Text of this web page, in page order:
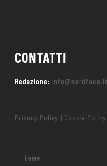
CONTATTI
Redazione: info@nerdface.it
Privacy Policy Cookie Policy
Home